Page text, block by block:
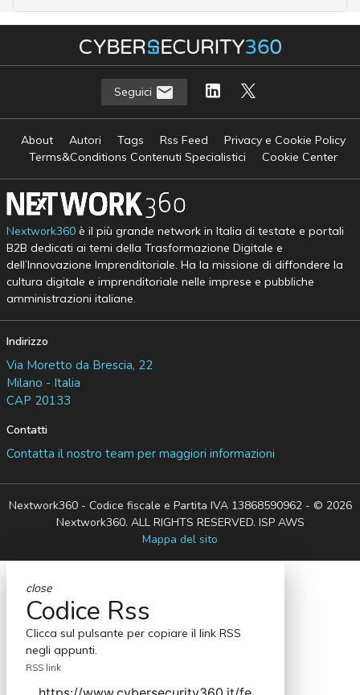
Seguici
About Autori Tags Rss Feed
Privacy e Cookie Policy
Terms&Conditions Contenuti Specialistici
Cookie Center
Nextwork360è il più grande network in Italia di testate e portali
B2B dedicati ai temi della Trasformazione Digitale e
dell’Innovazione Imprenditoriale. Ha la missione di diffondere la
cultura digitale e imprenditoriale nelle imprese e pubbliche
amministrazioni italiane.
Indirizzo
Via Moretto da Brescia, 22
Milano - Italia
CAP 20133
Contatti
Contatta il nostro team per maggiori informazioni
Nextwork360 - Codice fiscale e Partita IVA 13868590962 - © 2026
Nextwork360. ALL RIGHTS RESERVED. ISP AWS
Mappa del sito
close
Codice Rss
Clicca sul pulsante per copiare il link RSS
negli appunti.
RSS link